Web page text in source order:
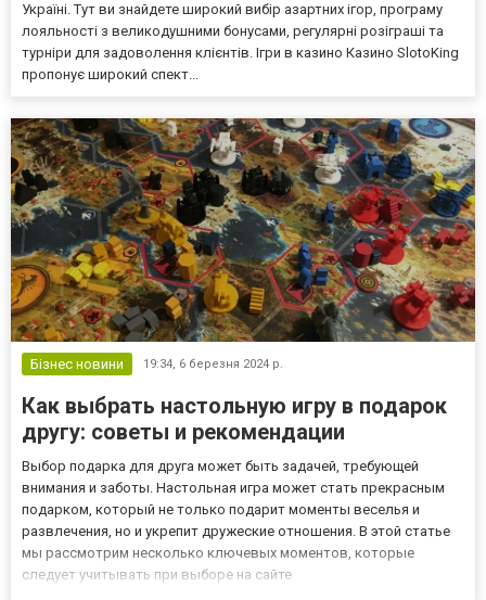
Україні. Тут ви знайдете широкий вибір азартних ігор, програму
лояльності з великодушними бонусами, регулярні розіграші та
турніри для задоволення клієнтів. Ігри в казино Казино SlotoKing
пропонує широкий спект...
Бізнес новини 19:34, 6 березня 2024 р.
Как выбрать настольную игру в подарок
другу: советы и рекомендации
Выбор подарка для друга может быть задачей, требующей
внимания и заботы. Настольная игра может стать прекрасным
подарком, который не только подарит моменты веселья и
развлечения, но и укрепит дружеские отношения. В этой статье
мы рассмотрим несколько ключевых моментов, которые
следует учитывать при выборе на сайте